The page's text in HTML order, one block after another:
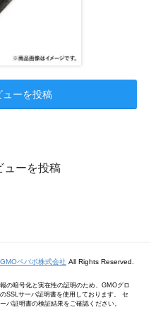
ューを投稿
ューを投稿
GMOペパボ株式会社 All Rights Reserved.
の暗号化と実在性の証明のため、GMOグロ
SSLサーバ証明書を使用しております。 セ
バ証明書の検証結果をご確認ください。